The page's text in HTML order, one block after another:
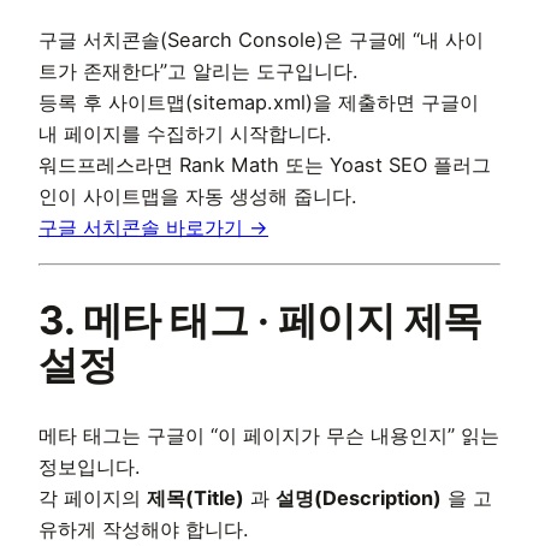
구글 서치콘솔(Search Console)은 구글에 “내 사이
트가 존재한다”고 알리는 도구입니다.
등록 후 사이트맵(sitemap.xml)을 제출하면 구글이
내 페이지를 수집하기 시작합니다.
워드프레스라면 Rank Math 또는 Yoast SEO 플러그
인이 사이트맵을 자동 생성해 줍니다.
구글 서치콘솔 바로가기 →
3. 메타 태그 · 페이지 제목
설정
메타 태그는 구글이 “이 페이지가 무슨 내용인지” 읽는
정보입니다.
각 페이지의 제목(Title) 과 설명(Description) 을 고
유하게 작성해야 합니다.